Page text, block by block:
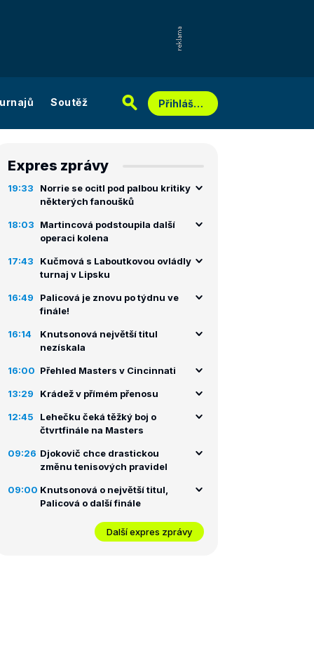
Soutěž Přihlášení
Expres zprávy
19:33
Norrie se ocitl pod palbou kritiky
některých fanoušků
18:03
Martincová podstoupila další
operaci kolena
17:43
Kučmová s Laboutkovou ovládly
turnaj v Lipsku
16:49
Palicová je znovu po týdnu ve
finále!
16:14
Knutsonová největší titul
nezískala
16:00 Přehled Masters v Cincinnati
13:29 Krádež v přímém přenosu
12:45
Lehečku čeká těžký boj o
čtvrtfinále na Masters
09:26 Djokovič chce drastickou
změnu tenisových pravidel
09:00 Knutsonová o největší titul,
Palicová o další finále
Další expres zprávy